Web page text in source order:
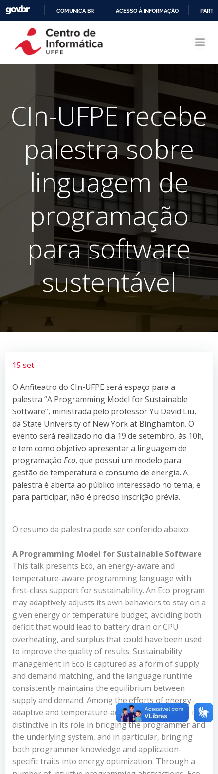
CONTEÚDO
COMUNICA BR ACESSO À INFORMAÇÃO
CIn-UFPE recebe
palestra sobre
linguagem de
programação
para software
sustentável
15 set
O Anfiteatro do CIn-UFPE será espaço para a
palestra “A Programming Model for Sustainable
Software”, ministrada pelo professor Yu David Liu,
da State University of New York at Binghamton. O
evento será realizado no dia 19 de setembro, às 10h,
e tem como objetivo apresentar a linguagem de
programação Eco, que possui um modelo para
gestão de temperatura e consumo de energia. A
palestra é aberta ao público interessado no tema, e
para participar, não é preciso inscrição prévia.
O resumo da palestra pode ser conferido abaixo:
A Programming Model for Sustainable Software
This talk presents Eco, an energy-aware and
temperature-aware programming language with
first-class support for sustainability. An Eco program
may adaptively adjusts its own behaviors to stay on a
given energy or temperature budget, avoiding both
deficit that would lead to battery drain or CPU
overheating, and surplus that could have been used
to improve the quality of results. Sustainability
management in Eco is captured as a form of supply
and demand matching, and the language runtime
consistently maintains the equilibrium between
supply and demand. Among the efforts of energy-
adaptive and temperature-adaptive systems, Eco is
distinctive in its role in bridging the programmer and
the underlying system, and in particular, bringing
both programmer knowledge and application-
specific traits into energy optimization. Through a